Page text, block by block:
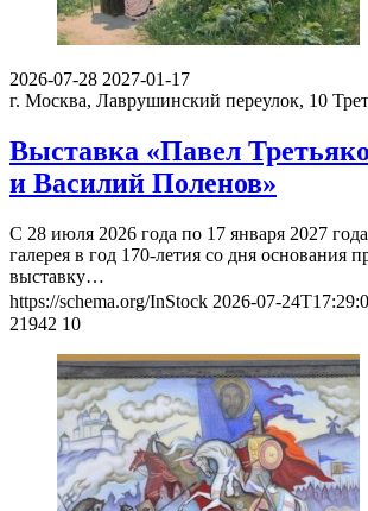
2026-07-28 2027-01-17
г. Москва, Лаврушинский переулок, 10
Выставка «Павел
и Василий Поленов»
С 28 июля 2026 года по 17 января 2027 года
галерея в год 170-летия со дня основания
выставку…
https://schema.org/InStock 2026-07-
21942 10